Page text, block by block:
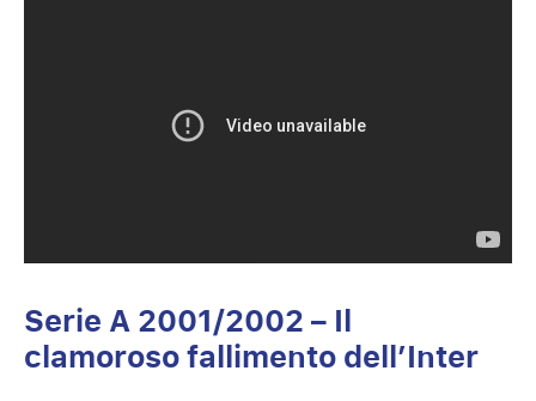
Serie A 2001/2002 – Il
clamoroso fallimento dell’Inter